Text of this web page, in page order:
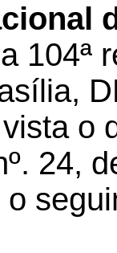
104ª
o
24,